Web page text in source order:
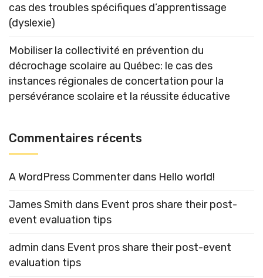
cas des troubles spécifiques d’apprentissage
(dyslexie)
Mobiliser la collectivité en prévention du
décrochage scolaire au Québec: le cas des
instances régionales de concertation pour la
persévérance scolaire et la réussite éducative
Commentaires récents
A WordPress Commenterdans Hello world!
James Smith dans Event pros share their post-
event evaluation tips
admin dans Event pros share their post-event
evaluation tips